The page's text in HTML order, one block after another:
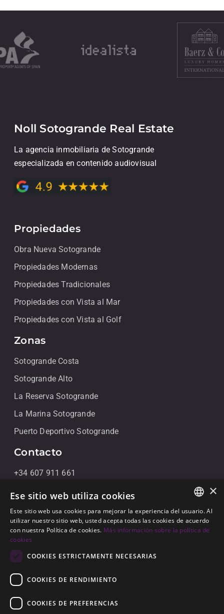
Noll Sotogrande Real Estate
La agencia inmobiliaria de Sotogrande
especializada en contenido audiovisual
Propiedades
Obra Nueva Sotogrande
Propiedades Modernas
Propiedades Tradicionales
Propiedades con Vista al Mar
Propiedades con Vista al Golf
Zonas
Sotogrande Costa
Sotogrande Alto
La Reserva Sotogrande
La Marina Sotogrande
Puerto Deportivo Sotogrande
Contacto
+34 607 911 661
+34 856 091 709
info@noll-sotogrande.com
Contáctanos
Galerias Paniagua Local 43 Avenida de Paniagua, s/n
11310 Sotogrande, Cádiz
ENGLISH
SPANISH
×
Ese sitio web utiliza cookies
Este sitio web usa cookies para mejorar la experiencia del usuario. Al
utilizar nuestro sitio web, usted acepta todas las cookies de acuerdo
con nuestra Política de cookies. Más información sobre la política de
cookies
COOKIES ESTRICTAMENTE NECESARIAS
COOKIES DE RENDIMIENTO
COOKIES DE PREFERENCIAS